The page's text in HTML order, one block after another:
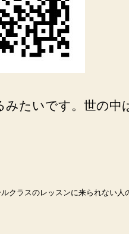
みたいです。世の中
クラスのレッスンに来られない人